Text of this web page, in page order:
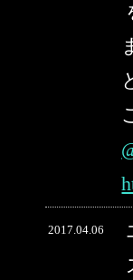
2017.04.06